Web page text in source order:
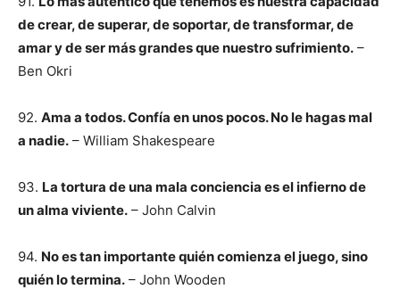
de crear, de superar, de soportar, de transformar, de
amar y de ser más grandes que nuestro sufrimiento. –
Ben Okri
92. Ama a todos. Confía en unos pocos. No le hagas mal
a nadie. – William Shakespeare
93. La tortura de una mala conciencia es el infierno de
un alma viviente. – John Calvin
94. No es tan importante quién comienza el juego, sino
quién lo termina. – John Wooden